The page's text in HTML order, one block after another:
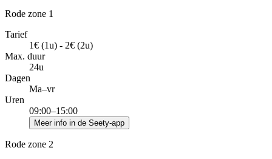
Rode zone 1
Tarief
1€ (1u) - 2€ (2u)
Max. duur
24u
Dagen
Ma–vr
Uren
09:00–15:00
Meer info in de Seety-app
Rode zone 2